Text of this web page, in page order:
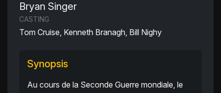
Bryan Singer
CASTING
Tom Cruise, Kenneth Branagh, Bill Nighy
Synopsis
Au cours de la Seconde Guerre mondiale, le